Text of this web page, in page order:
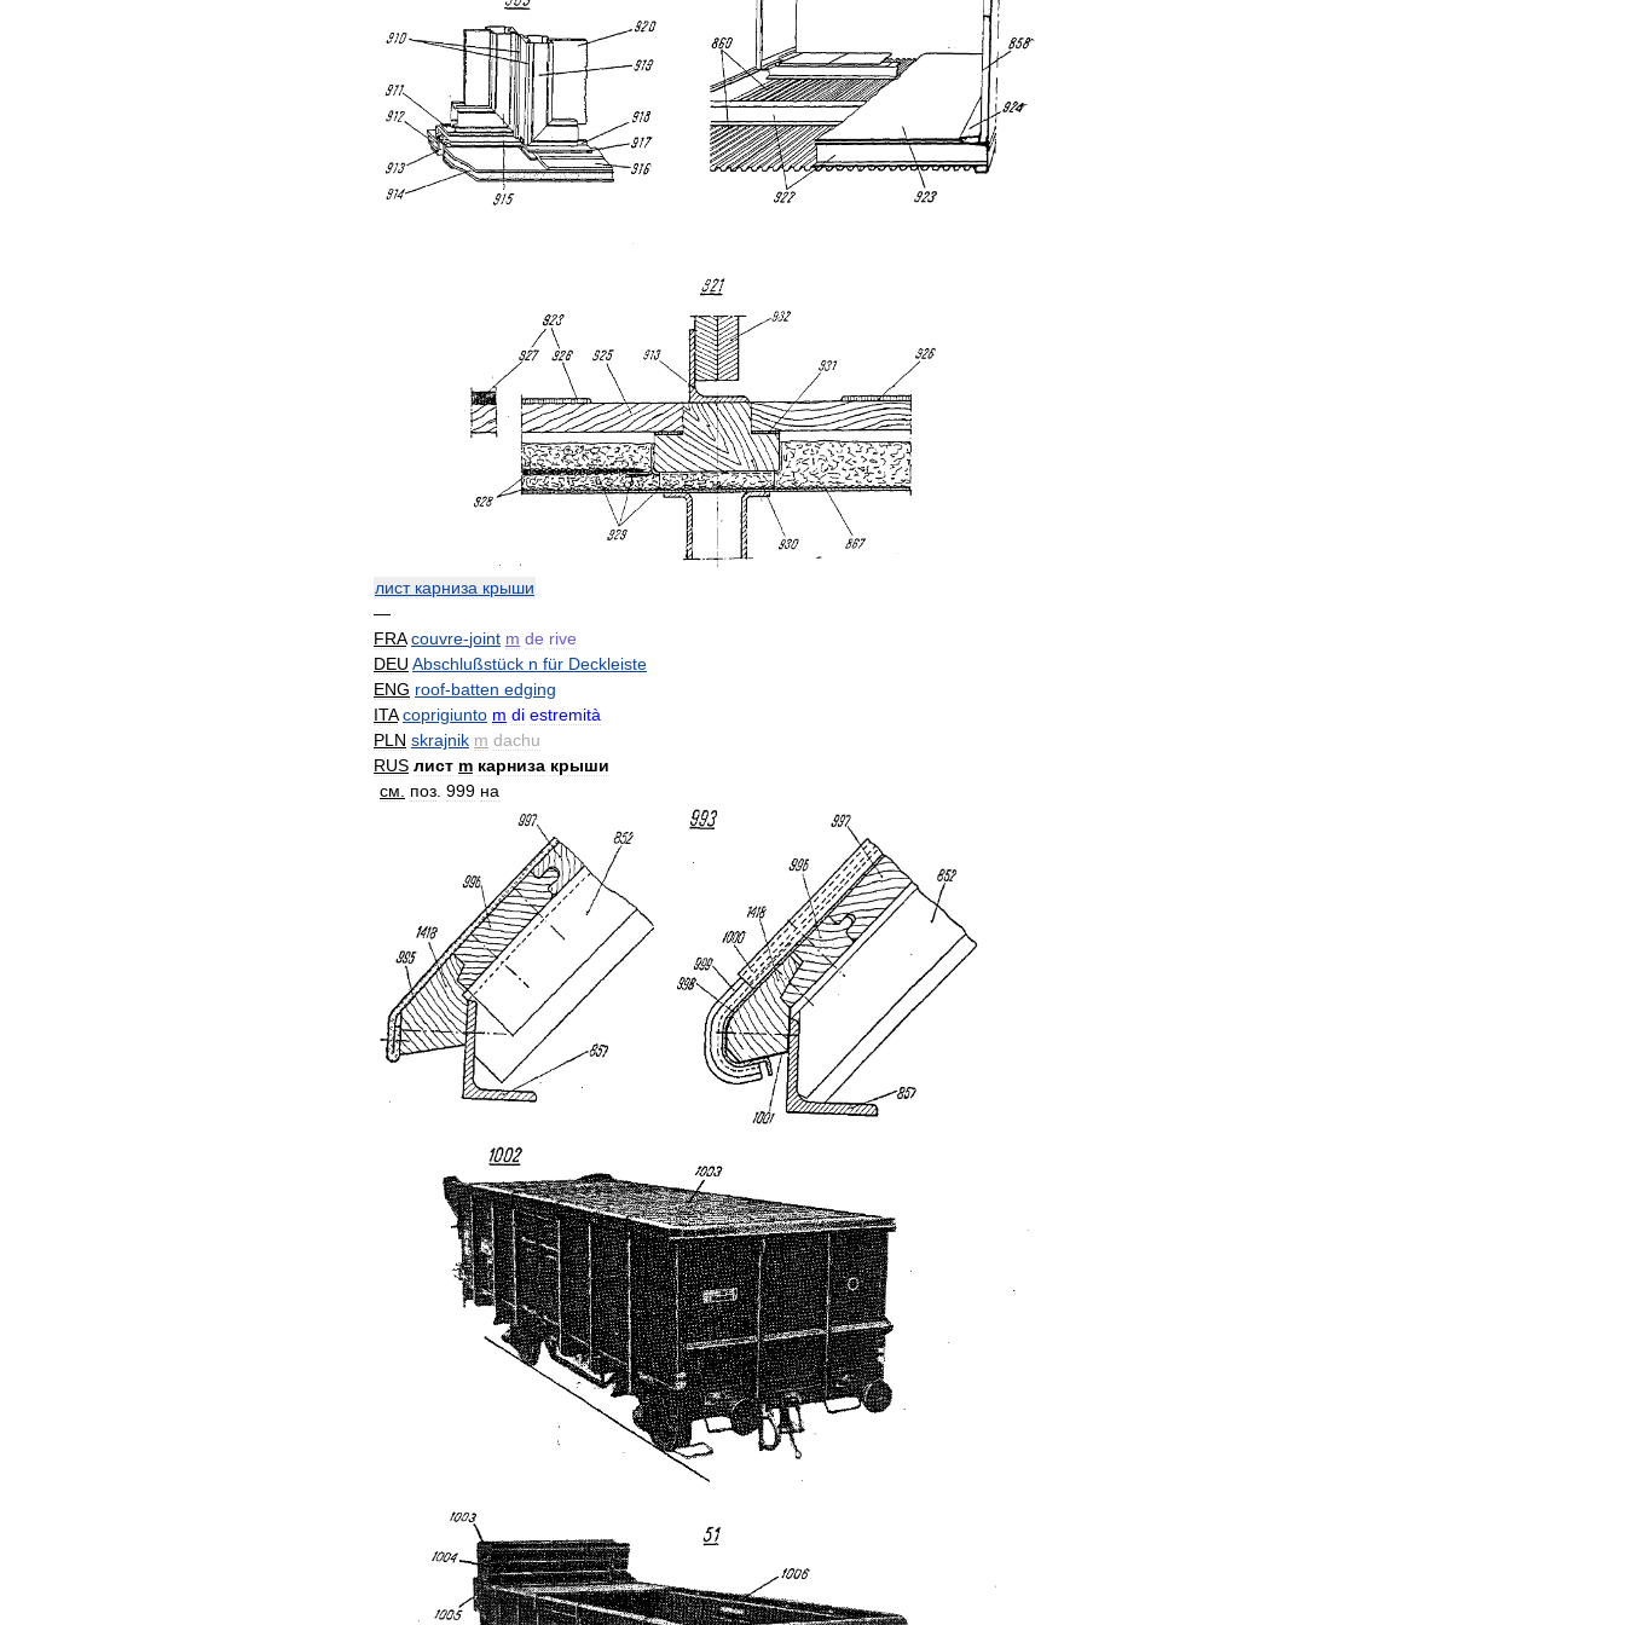
лист карниза крыши
—
FRA couvre-joint m de rive
DEU Abschlußstück n für Deckleiste
ENG roof-batten edging
ITA coprigiunto m di estremità
PLN skrajnik m dachu
RUS лист m карниза крыши
см. поз. 999 на